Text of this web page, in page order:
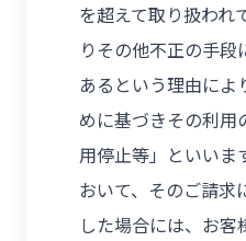
を超えて取り扱われ
りその他不正の手
あるという理由によ
めに基づきその利用
用停止等」といいま
おいて、そのご請求
した場合には、お